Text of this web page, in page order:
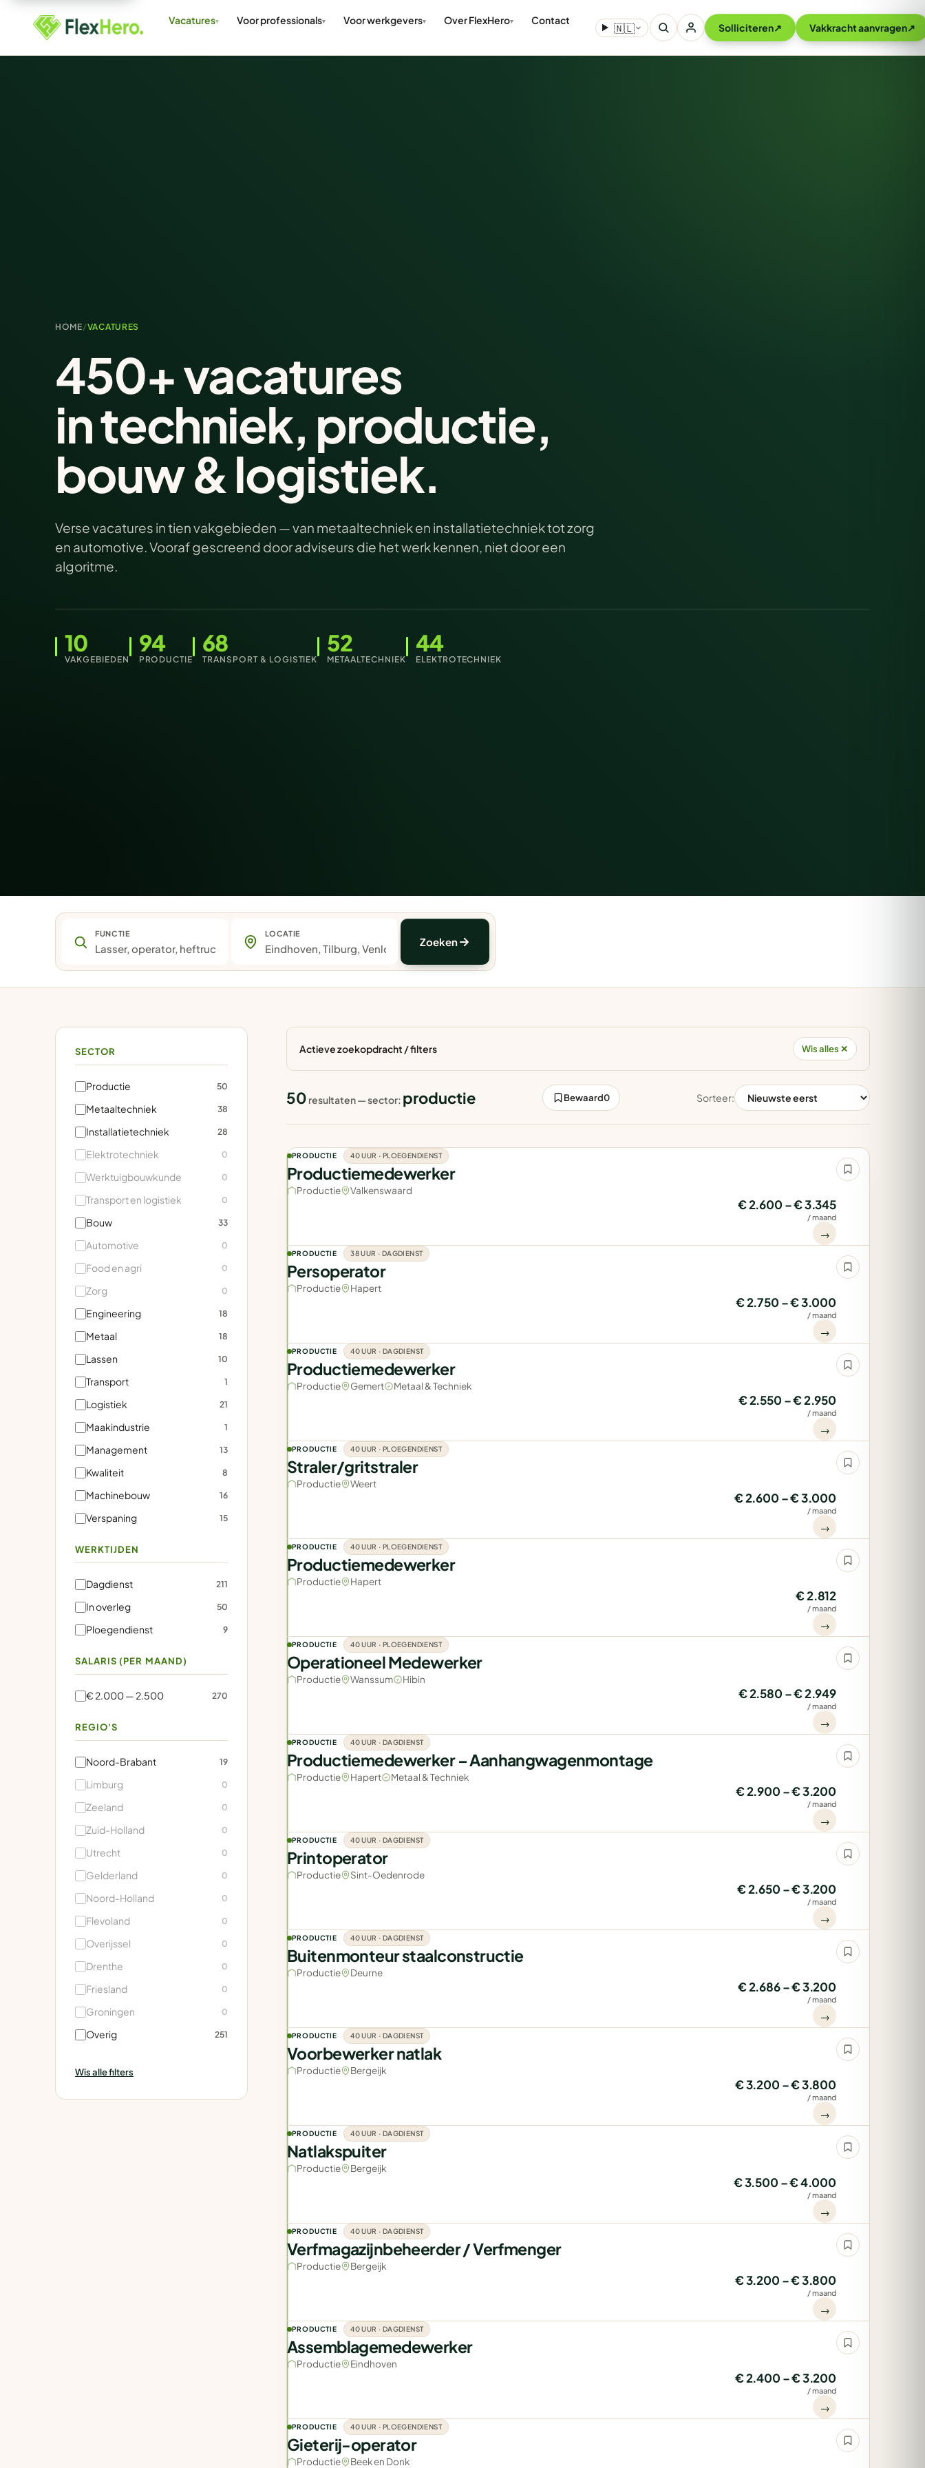
Vacatures Voor professionals Voor werkgevers Over FlexHero Contact
🇳🇱 Solliciteren↗ Vakkracht aanvragen↗
HOME/VACATURES
450+ vacatures
in techniek, productie,
bouw & logistiek.
Verse vacatures in tien vakgebieden — van metaaltechniek en installatietechniek tot zorg
en automotive. Vooraf gescreend door adviseurs die het werk kennen, niet door een
algoritme.
10
VAKGEBIEDEN
94
PRODUCTIE
68
TRANSPORT & LOGISTIEK
52
METAALTECHNIEK
44
ELEKTROTECHNIEK
FUNCTIE LOCATIE
Zoeken
SECTOR
Productie 50
Metaaltechniek 38
Installatietechniek 28
Elektrotechniek 0
Werktuigbouwkunde 0
Transport en logistiek 0
Bouw 33
Automotive 0
Food en agri 0
Zorg 0
Engineering 18
Metaal 18
Lassen 10
Transport 1
Logistiek 21
Maakindustrie 1
Management 13
Kwaliteit 8
Machinebouw 16
Verspaning 15
WERKTIJDEN
Dagdienst 211
In overleg 50
Ploegendienst 9
SALARIS (PER MAAND)
€ 2.000 — 2.500 270
REGIO'S
Noord-Brabant 19
Limburg 0
Zeeland 0
Zuid-Holland 0
Utrecht 0
Gelderland 0
Noord-Holland 0
Flevoland 0
Overijssel 0
Drenthe 0
Friesland 0
Groningen 0
Overig 251
Wis alle filters
Actieve zoekopdracht / filters Wis alles ✕
50 resultaten — sector: productie Bewaard0 Sorteer:
PRODUCTIE 40 UUR · PLOEGENDIENST
Productiemedewerker
Productie Valkenswaard
€ 2.600 – € 3.345
/ maand
→
PRODUCTIE 38 UUR · DAGDIENST
Persoperator
Productie Hapert
€ 2.750 – € 3.000
/ maand
→
PRODUCTIE 40 UUR · DAGDIENST
Productiemedewerker
Productie Gemert Metaal & Techniek
€ 2.550 – € 2.950
/ maand
→
PRODUCTIE 40 UUR · PLOEGENDIENST
Straler/gritstraler
Productie Weert
€ 2.600 – € 3.000
/ maand
→
PRODUCTIE 40 UUR · PLOEGENDIENST
Productiemedewerker
Productie Hapert
€ 2.812
/ maand
→
PRODUCTIE 40 UUR · PLOEGENDIENST
Operationeel Medewerker
Productie Wanssum Hibin
€ 2.580 – € 2.949
/ maand
→
PRODUCTIE 40 UUR · DAGDIENST
Productiemedewerker – Aanhangwagenmontage
Productie Hapert Metaal & Techniek
€ 2.900 – € 3.200
/ maand
→
PRODUCTIE 40 UUR · DAGDIENST
Printoperator
Productie Sint-Oedenrode
€ 2.650 – € 3.200
/ maand
→
PRODUCTIE 40 UUR · DAGDIENST
Buitenmonteur staalconstructie
Productie Deurne
€ 2.686 – € 3.200
/ maand
→
PRODUCTIE 40 UUR · DAGDIENST
Voorbewerker natlak
Productie Bergeijk
€ 3.200 – € 3.800
/ maand
→
PRODUCTIE 40 UUR · DAGDIENST
Natlakspuiter
Productie Bergeijk
€ 3.500 – € 4.000
/ maand
→
PRODUCTIE 40 UUR · DAGDIENST
Verfmagazijnbeheerder / Verfmenger
Productie Bergeijk
€ 3.200 – € 3.800
/ maand
→
PRODUCTIE 40 UUR · DAGDIENST
Assemblagemedewerker
Productie Eindhoven
€ 2.400 – € 3.200
/ maand
→
PRODUCTIE 40 UUR · PLOEGENDIENST
Gieterij-operator
Productie Beek en Donk